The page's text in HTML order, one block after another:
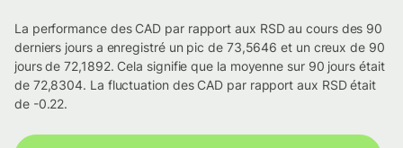
La performance des CAD par rapport aux RSD au cours des 90
derniers jours a enregistré un pic de 73,5646 et un creux de 90
jours de 72,1892. Cela signifie que la moyenne sur 90 jours était
de 72,8304. La fluctuation des CAD par rapport aux RSD était
de -0.22.